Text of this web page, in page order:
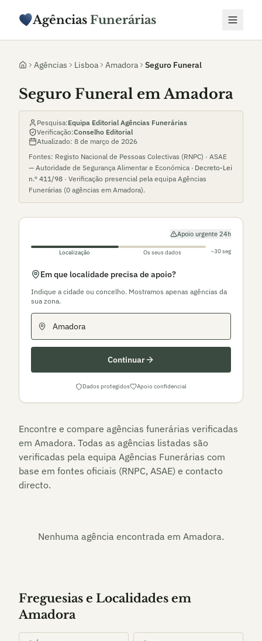
Agências Funerárias
Agências Lisboa Amadora Seguro Funeral
Seguro Funeral em Amadora
Pesquisa:Equipa Editorial Agências Funerárias
Verificação:Conselho Editorial
Atualizado: 8 de março de 2026
Fontes: Registo Nacional de Pessoas Colectivas (RNPC) · ASAE
— Autoridade de Segurança Alimentar e Económica · Decreto-Lei
n.º 411/98 · Verificação presencial pela equipa Agências
Funerárias (0 agências em Amadora).
Apoio urgente 24h
Localização Os seus dados ~30 seg
Em que localidade precisa de apoio?
Indique a cidade ou concelho. Mostramos apenas agências da
sua zona.
Continuar
Dados protegidos Apoio confidencial
Encontre e compare agências funerárias verificadas
em Amadora. Todas as agências listadas são
verificadas pela equipa Agências Funerárias com
base em fontes oficiais (RNPC, ASAE) e contacto
directo.
Nenhuma agência encontrada em Amadora.
Freguesias e Localidades em
Amadora